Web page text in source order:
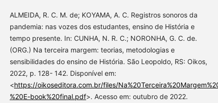
ALMEIDA, R. C. M. de; KOYAMA, A. C. Registros sonoros da
pandemia: nas vozes dos estudantes, ensino de História e
tempo presente. In: CUNHA, N. R. C.; NORONHA, G. C. de.
(ORG.) Na terceira margem: teorias, metodologias e
sensibilidades do ensino de História. São Leopoldo, RS: Oikos,
2022, p. 128- 142. Disponível em:
<https://oikoseditora.com.br/files/
%20E-book%20final.pdf>. Acesso em: outubro de 2022.